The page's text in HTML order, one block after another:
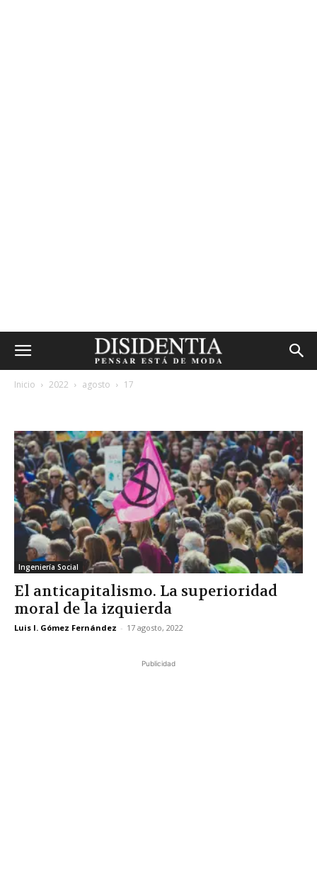
Inicio 2022 agosto 17
Ingeniería Social
El anticapitalismo. La superioridad
moral de la izquierda
Luis I. Gómez Fernández - 17 agosto, 2022
Publicidad